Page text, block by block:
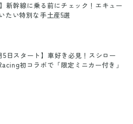
】新幹線に乗る前にチェック！エキュー
たい特別な手土産5選
5日スタート】車好き必見！スシロー
初コラボで「限定ミニカー付き」